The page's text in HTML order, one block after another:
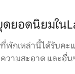
ยอดนิยมใน
พักเหล่านี้ได้รับคะ
ความสะอาด และอื่น